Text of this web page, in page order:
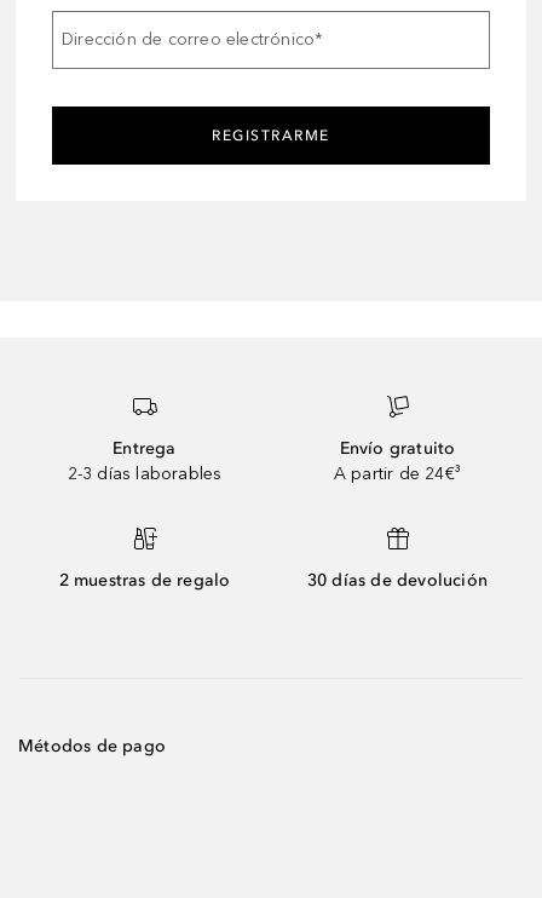
Dirección de correo electrónico*
REGISTRARME
Entrega
2-3 días laborables
Envío gratuito
A partir de 24€³
2 muestras de regalo 30 días de devolución
Métodos de pago